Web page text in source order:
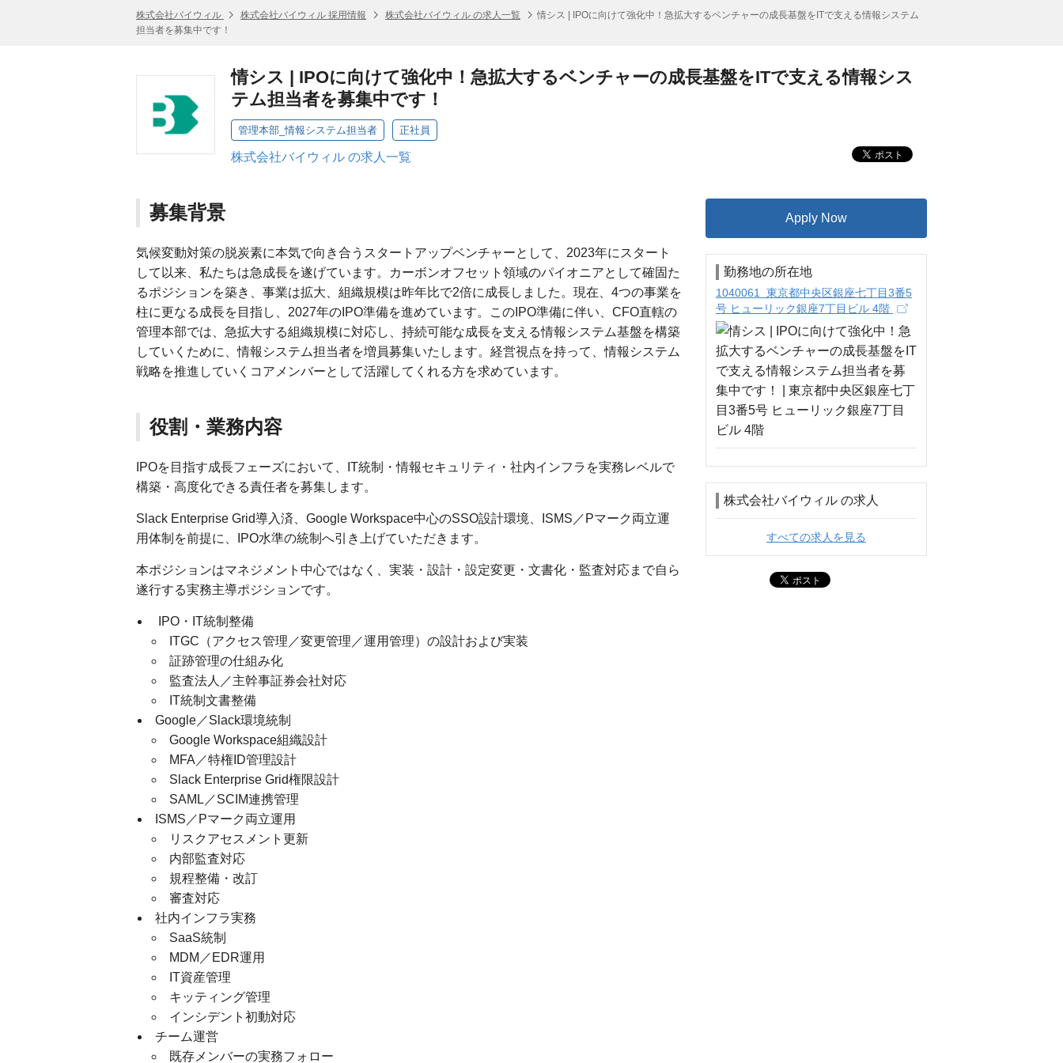
株式会社バイウィル 株式会社バイウィル 採用情報 株式会社バイウィル の求人一覧
情シス | IPOに向けて強化中！急拡大するベンチャーの成長基盤をITで支える情報システム
担当者を募集中です！
情シス | IPOに向けて強化中！急拡大するベンチャーの成長基盤をITで支える情報シス
テム担当者を募集中です！
管理本部_情報システム担当者 正社員
株式会社バイウィル の求人一覧
募集背景
気候変動対策の脱炭素に本気で向き合うスタートアップベンチャーとして、2023年にスタート
して以来、私たちは急成長を遂げています。カーボンオフセット領域のパイオニアとして確固た
るポジションを築き、事業は拡大、組織規模は昨年比で2倍に成長しました。現在、4つの事業を
柱に更なる成長を目指し、2027年のIPO準備を進めています。このIPO準備に伴い、CFO直轄の
管理本部では、急拡大する組織規模に対応し、持続可能な成長を支える情報システム基盤を構築
していくために、情報システム担当者を増員募集いたします。経営視点を持って、情報システム
戦略を推進していくコアメンバーとして活躍してくれる方を求めています。
役割・業務内容
IPOを目指す成長フェーズにおいて、IT統制・情報セキュリティ・社内インフラを実務レベルで
構築・高度化できる責任者を募集します。
Slack Enterprise Grid導入済、Google Workspace中心のSSO設計環境、ISMS／Pマーク両立運
用体制を前提に、IPO水準の統制へ引き上げていただきます。
本ポジションはマネジメント中心ではなく、実装・設計・設定変更・文書化・監査対応まで自ら
遂行する実務主導ポジションです。
IPO・IT統制整備
ITGC（アクセス管理／変更管理／運用管理）の設計および実装
証跡管理の仕組み化
監査法人／主幹事証券会社対応
IT統制文書整備
Google／Slack環境統制
Google Workspace組織設計
MFA／特権ID管理設計
Slack Enterprise Grid権限設計
SAML／SCIM連携管理
ISMS／Pマーク両立運用
リスクアセスメント更新
内部監査対応
規程整備・改訂
審査対応
社内インフラ実務
SaaS統制
MDM／EDR運用
IT資産管理
キッティング管理
インシデント初動対応
チーム運営
既存メンバーの実務フォロー
Apply Now
勤務地の所在地
1040061 東京都中央区銀座七丁目3番5
号 ヒューリック銀座7丁目ビル 4階
株式会社バイウィル の求人
すべての求人を見る